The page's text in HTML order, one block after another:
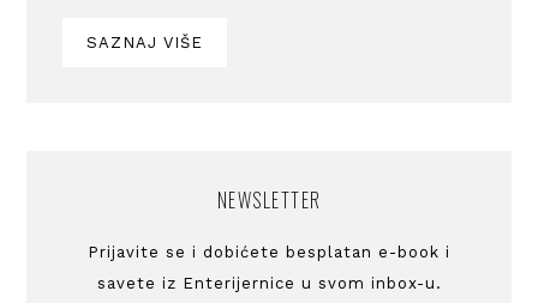
SAZNAJ VIŠE
NEWSLETTER
Prijavite se i dobićete besplatan e-book i
savete iz Enterijernice u svom inbox-u.